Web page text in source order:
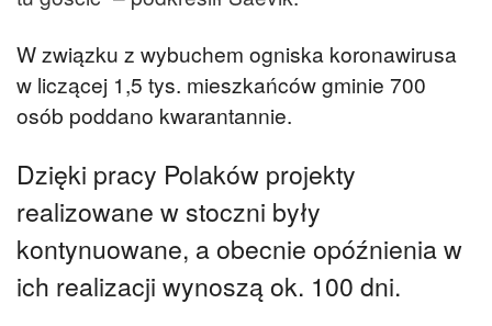
W związku z wybuchem ogniska koronawirusa
w liczącej 1,5 tys. mieszkańców gminie 700
osób poddano kwarantannie.
Dzięki pracy Polaków projekty
realizowane w stoczni były
kontynuowane, a obecnie opóźnienia w
ich realizacji wynoszą ok. 100 dni.